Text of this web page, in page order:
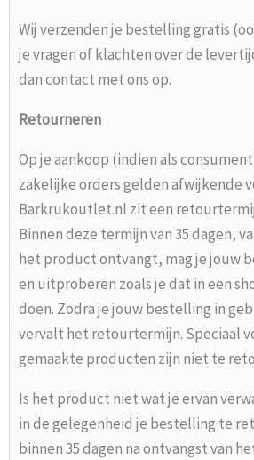
Wij verzenden je bestelling gratis
je vragen of klachten over de
dan contact met ons op.
Retourneren
Op je aankoop (indien als
zakelijke orders gelden afwijkende
Barkrukoutlet.nl zit een
Binnen deze termijn van 35 dagen,
het product ontvangt, mag je jouw
en uitproberen zoals je dat in een
doen. Zodra je jouw bestelling in
vervalt het retourtermijn. Speciaal
gemaakte producten zijn niet te
Is het product niet wat je ervan
in de gelegenheid je bestelling te
binnen 35 dagen na ontvangst van